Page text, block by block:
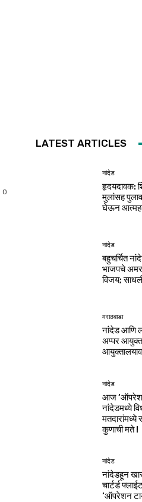
0
LATEST ARTICLES
नांदेड
हृदयदावक:
मुलांसह
घेऊन
नांदेड
बहुचर्चित
भाजपचे
विजय;
मराठवाडा
नांदेड आणि
अप्पर
नांदेड
आज
नांदेडमध्ये
कुणाची मते !
नांदेड
नांदेडहून
चार्टर्ड
‘ऑपरेशन